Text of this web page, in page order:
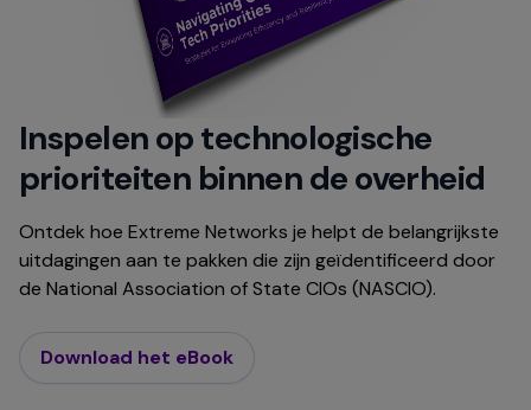
Inspelen op technologische
prioriteiten binnen de overheid
Ontdek hoe Extreme Networks je helpt de belangrijkste
uitdagingen aan te pakken die zijn geïdentificeerd door
de National Association of State CIOs (NASCIO).
Download het eBook